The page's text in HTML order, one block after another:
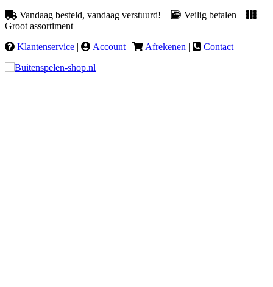
Vandaag besteld, vandaag verstuurd!
Veilig betalen
Groot assortiment
Klantenservice | Account | Afrekenen | Contact